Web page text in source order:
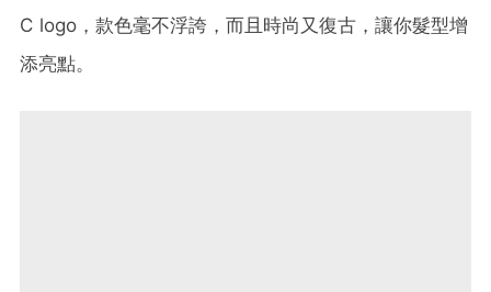
C logo，款色毫不浮誇，而且時尚又復古，讓你髮型增
添亮點。